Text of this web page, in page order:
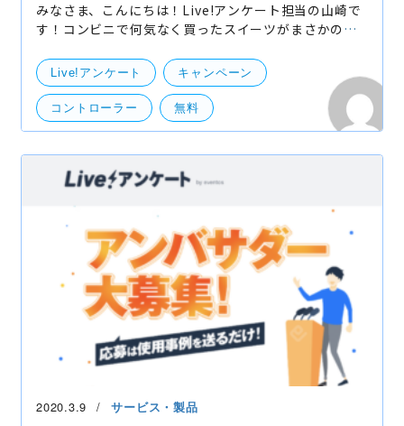
みなさま、こんにちは！Live!アンケート担当の山崎で
す！コンビニで何気なく買ったスイーツがまさかの
間違った方向に進んでます！美味しい物を気持ちよく
食べられた
Live!アンケート キャンペーン
コントローラー 無料
2020.3.9 サービス・製品